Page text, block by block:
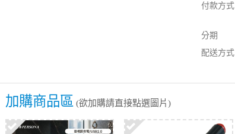
付款方式
分期
配送方式
加購商品區 (欲加購請直接點選圖片)